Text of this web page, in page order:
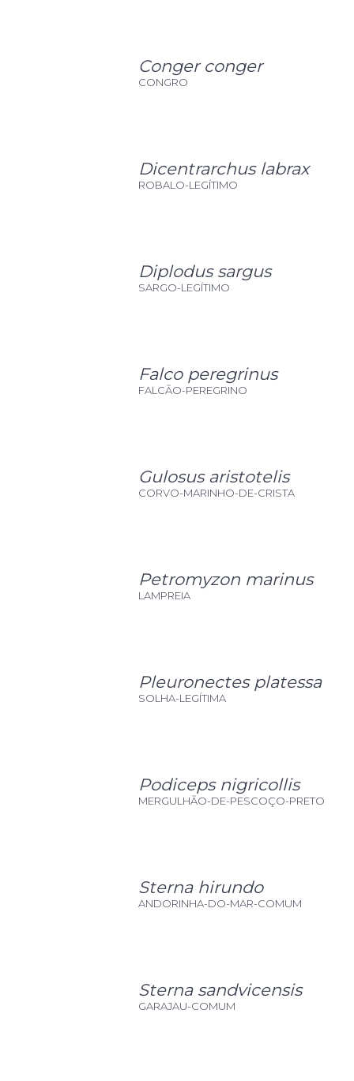
Conger conger
CONGRO
Dicentrarchus labrax
ROBALO-LEGÍTIMO
Diplodus sargus
SARGO-LEGÍTIMO
Falco peregrinus
FALCÃO-PEREGRINO
Gulosus aristotelis
CORVO-MARINHO-DE-CRISTA
Petromyzon marinus
LAMPREIA
Pleuronectes platessa
SOLHA-LEGÍTIMA
Podiceps nigricollis
MERGULHÃO-DE-PESCOÇO-PRETO
Sterna hirundo
ANDORINHA-DO-MAR-COMUM
Sterna sandvicensis
GARAJAU-COMUM